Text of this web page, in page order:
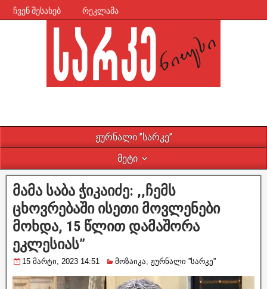
ჩვენ შესახებ რეკლამა
ჟურნალი ”სარკე”
მეტი
მამა საბა ჭიკაიძე: ,,ჩემს
ცხოვრებაში ისეთი მოვლენები
მოხდა, 15 წლით დამაშორა
ეკლესიას”
15 მარტი, 2023 14:51 მოზაიკა, ჟურნალი ”სარკე”